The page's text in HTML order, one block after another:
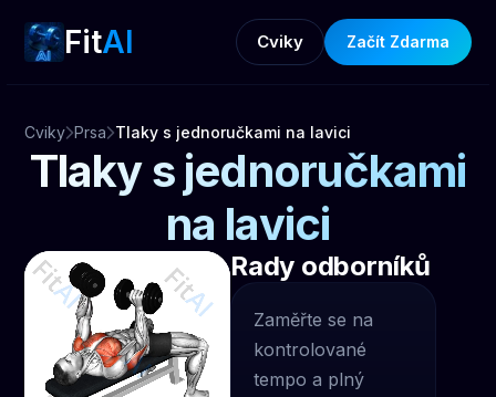
FitAI Cviky Začít Zdarma
Cviky Prsa Tlaky s jednoručkami na lavici
Tlaky s jednoručkami
na lavici
Rady odborníků
Zaměřte se na
kontrolované
tempo a plný